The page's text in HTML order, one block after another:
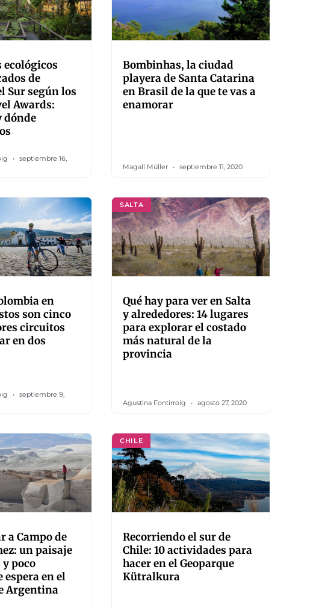
ecológicos
de
Sur según los
Awards:
dónde
septiembre 16,
Bombinhas, la ciudad
playera de Santa Catarina
en Brasil de la que te vas a
enamorar
Magalí Müller septiembre 11, 2020
en
son cinco
circuitos
en dos
septiembre 9,
SALTA
Qué hay para ver en Salta
y alrededores: 14 lugares
para explorar el costado
más natural de la
provincia
Agustina Fontirroig agosto 27, 2020
a Campo de
un paisaje
poco
espera en el
Argentina
CHILE
Recorriendo el sur de
Chile: 10 actividades para
hacer en el Geoparque
Kütralkura